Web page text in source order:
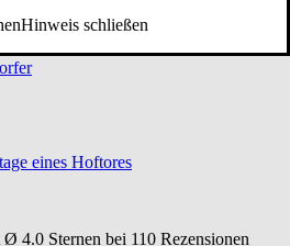
Hinweis schließen
eines Hoftores
4.0 Sternen bei 110 Rezensionen